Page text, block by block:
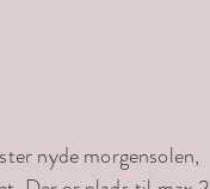
nyde morgensolen,